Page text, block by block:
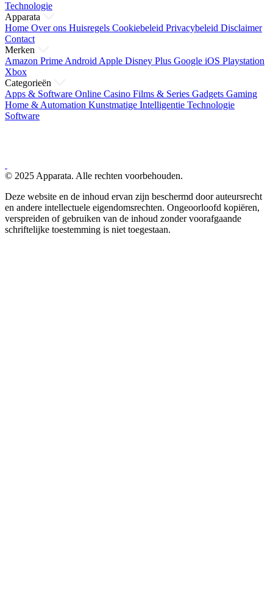
Technologie
Apparata
Home Over ons Huisregels Cookiebeleid Privacybeleid Disclaimer
Contact
Merken
Amazon Prime Android Apple Disney Plus Google iOS Playstation
Xbox
Categorieën
Apps & Software Online Casino Films & Series Gadgets Gaming
Home & Automation Kunstmatige Intelligentie Technologie
Software
© 2025 Apparata. Alle rechten voorbehouden.
Deze website en de inhoud ervan zijn beschermd door auteursrecht
en andere intellectuele eigendomsrechten. Ongeoorloofd kopiëren,
verspreiden of gebruiken van de inhoud zonder voorafgaande
schriftelijke toestemming is niet toegestaan.